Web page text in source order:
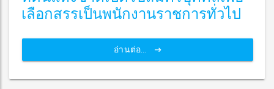
เลือกสรรเป็นพนักงานราชการทั่วไป
อ่านต่อ...